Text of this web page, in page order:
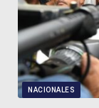
NACIONALES